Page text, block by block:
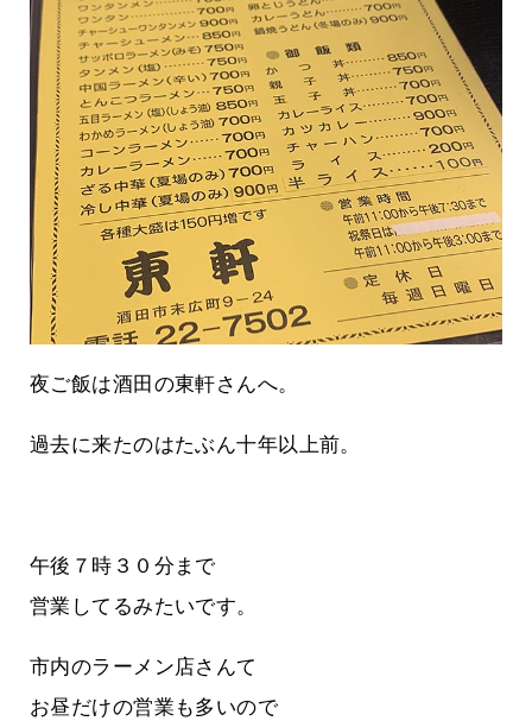
夜ご飯は酒田の東軒さんへ。
過去に来たのはたぶん十年以上前。
午後７時３０分まで
営業してるみたいです。
市内のラーメン店さんて
お昼だけの営業も多いので